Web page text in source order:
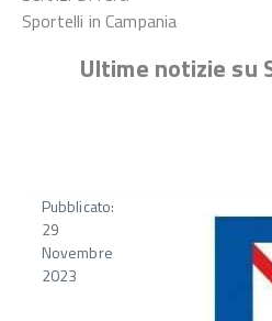
Sportelli in Campania
Ultime notizie su
Pubblicato:
29
Novembre
2023